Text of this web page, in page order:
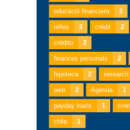
educació financiera 2
niños 2 crèdit 2
crédito 2
finances personals 2
hipoteca 2 research
web 2 Agenda 1
payday loans 1 cine
chile 1